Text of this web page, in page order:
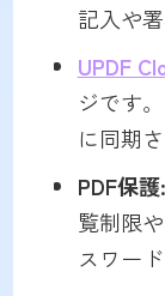
記入や
UPDF
ジです
に同期さ
PDF保護:
覧制限
スワー